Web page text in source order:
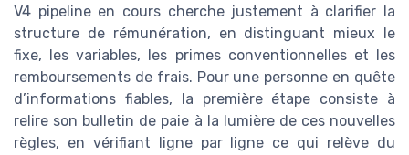
V4 pipeline en cours cherche justement à clarifier la
structure de rémunération, en distinguant mieux le
fixe, les variables, les primes conventionnelles et les
remboursements de frais. Pour une personne en quête
d’informations fiables, la première étape consiste à
relire son bulletin de paie à la lumière de ces nouvelles
règles, en vérifiant ligne par ligne ce qui relève du